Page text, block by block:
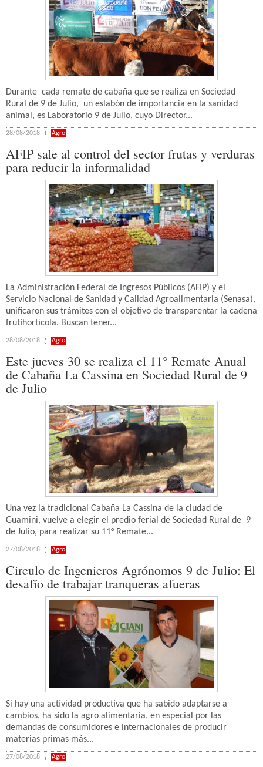
Durante cada remate de cabaña que se realiza en Sociedad
Rural de 9 de Julio, un eslabón de importancia en la sanidad
animal, es Laboratorio 9 de Julio, cuyo Director...
28/08/2018 Agro
AFIP sale al control del sector frutas y verduras
para reducir la informalidad
La Administración Federal de Ingresos Públicos (AFIP) y el
Servicio Nacional de Sanidad y Calidad Agroalimentaria (Senasa),
unificaron sus trámites con el objetivo de transparentar la cadena
frutihortícola. Buscan tener...
28/08/2018 Agro
Este jueves 30 se realiza el 11° Remate Anual
de Cabaña La Cassina en Sociedad Rural de 9
de Julio
Una vez la tradicional Cabaña La Cassina de la ciudad de
Guamini, vuelve a elegir el predio ferial de Sociedad Rural de 9
de Julio, para realizar su 11° Remate...
27/08/2018 Agro
Circulo de Ingenieros Agrónomos 9 de Julio: El
desafío de trabajar tranqueras afueras
Si hay una actividad productiva que ha sabido adaptarse a
cambios, ha sido la agro alimentaria, en especial por las
demandas de consumidores e internacionales de producir
materias primas más...
27/08/2018 Agro